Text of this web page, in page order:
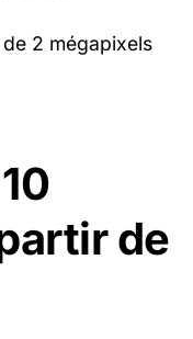
2 mégapixels
de